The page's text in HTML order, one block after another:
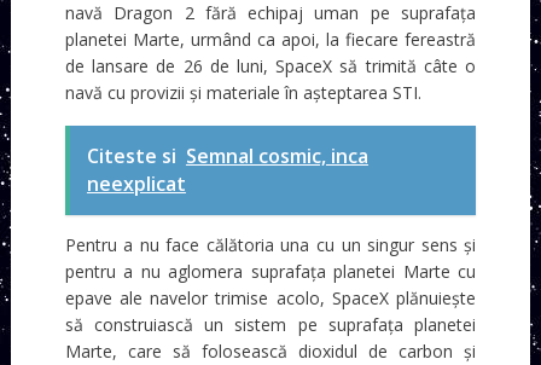
navă Dragon 2 fără echipaj uman pe suprafața
planetei Marte, urmând ca apoi, la fiecare fereastră
de lansare de 26 de luni, SpaceX să trimită câte o
navă cu provizii și materiale în așteptarea STI.
Citeste si Semnal cosmic, inca
neexplicat
Pentru a nu face călătoria una cu un singur sens și
pentru a nu aglomera suprafața planetei Marte cu
epave ale navelor trimise acolo, SpaceX plănuiește
să construiască un sistem pe suprafața planetei
Marte, care să folosească dioxidul de carbon și